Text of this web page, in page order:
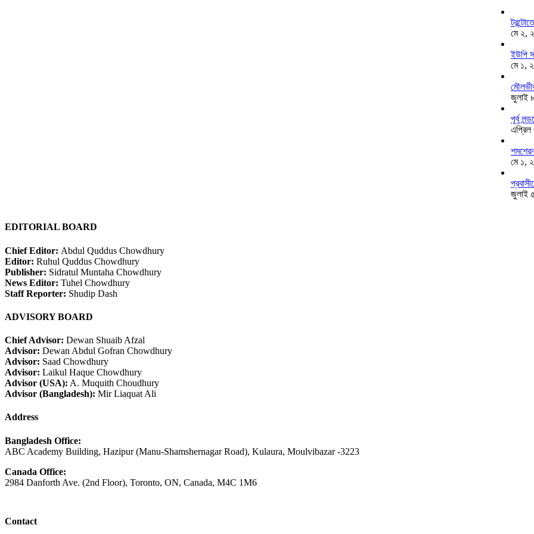
মে ২,
ইউপি
মে ১,
জুলাই
পূর্ব
মে ১,
জুলাই
EDITORIAL BOARD
Chief Editor: Abdul Quddus Chowdhury
Editor: Ruhul Quddus Chowdhury
Publisher: Sidratul Muntaha Chowdhury
News Editor: Tuhel Chowdhury
Staff Reporter: Shudip Dash
ADVISORY BOARD
Chief Advisor: Dewan Shuaib Afzal
Advisor: Dewan Abdul Gofran Chowdhury
Advisor: Saad Chowdhury
Advisor: Laikul Haque Chowdhury
Advisor (USA): A. Muquith Choudhury
Advisor (Bangladesh): Mir Liaquat Ali
Address
Bangladesh Office:
ABC Academy Building, Hazipur (Manu-Shamshernagar Road), Kulaura, Moulvibazar -3223
Canada Office:
2984 Danforth Ave. (2nd Floor), Toronto, ON, Canada, M4C 1M6
Contact